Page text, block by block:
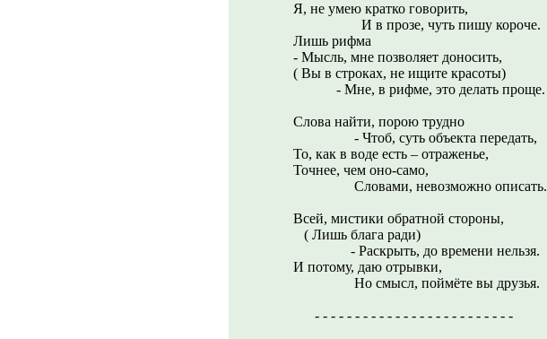
Я, не умею кратко говорить,
И в прозе, чуть пишу короче.
Лишь рифма
- Мысль, мне позволяет доносить,
( Вы в строках, не ищите красоты)
- Мне, в рифме, это делать проще.
Слова найти, порою трудно
- Чтоб, суть объекта передать,
То, как в воде есть – отраженье,
Точнее, чем оно-само,
Словами, невозможно описать.
Всей, мистики обратной стороны,
( Лишь блага ради)
- Раскрыть, до времени нельзя.
И потому, даю отрывки,
Но смысл, поймёте вы друзья.
- - - - - - - - - - - - - - - - - - - - - - - - -